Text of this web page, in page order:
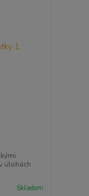
úlohách
Skladom